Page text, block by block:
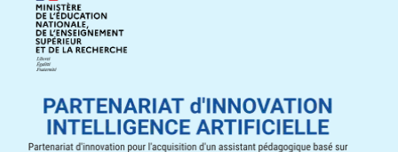
Les aménagements d'apprentissage peuvent
faire référence à du temps supplémentaire
pour la [...]
ANACT